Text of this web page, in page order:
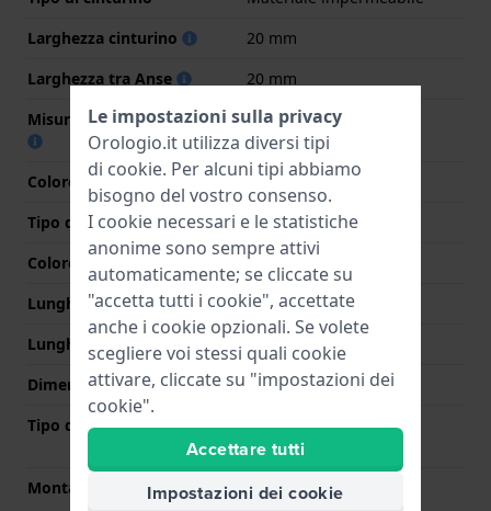
Larghezza cinturino
20 mm
Larghezza tra Anse
20 mm
Misura cinturino alla fibbia
18 mm
Colore cinturino
Verde
Tipo di chiusura
Fibbia
Colore Chiusura
Nero
Lunghezza Parte Superiore
80 mm
Lunghezza Parte Inferiore
120 mm
Dimensione del cinturino
L
Tipo di montatura
Perni a molla a sgancio
rapido
Montatura dritta
Si
Le impostazioni sulla privacy
Orologio.it utilizza diversi tipi
di cookie. Per alcuni tipi abbiamo
bisogno del vostro consenso.
I cookie necessari e le statistiche
anonime sono sempre attivi
automaticamente; se cliccate su
"accetta tutti i cookie", accettate
anche i cookie opzionali. Se volete
scegliere voi stessi quali cookie
attivare, cliccate su "impostazioni dei
cookie".
Accettare tutti
Impostazioni dei cookie